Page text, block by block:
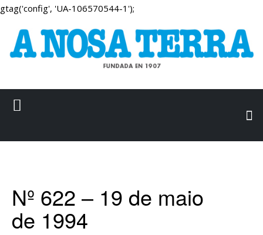
gtag('config', 'UA-106570544-1');
Nº 622 – 19 de maio
de 1994